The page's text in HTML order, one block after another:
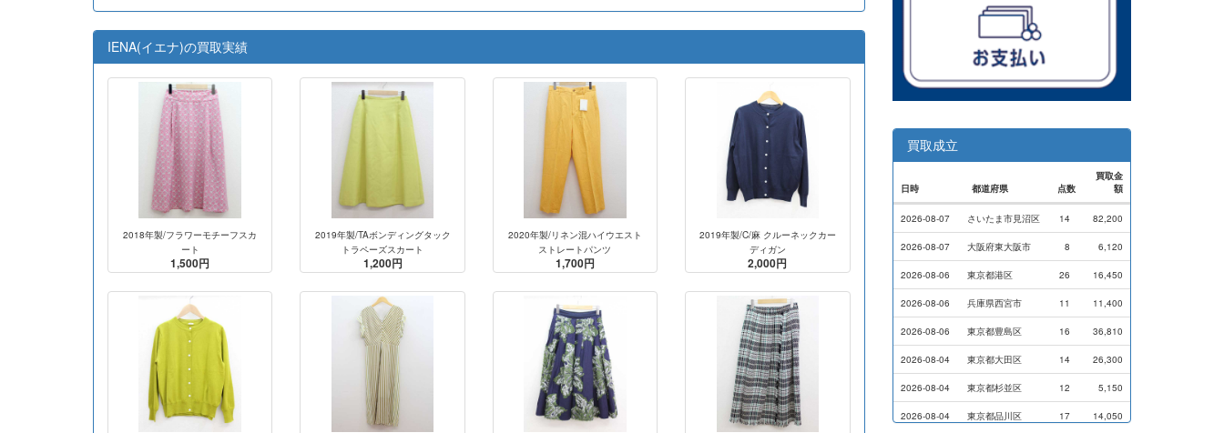
IENA(イエナ)の買取実績
2018年製/フラワーモチーフスカ
ート
1,500円
2019年製/TAボンディングタック
トラペーズスカート
1,200円
2020年製/リネン混ハイウエスト
ストレートパンツ
1,700円
2019年製/C/麻 クルーネックカー
ディガン
2,000円
買取成立
日時 都道府県 点数
買取金
額
2026-08-07 さいたま市見沼区 14 82,200
2026-08-07 大阪府東大阪市 8 6,120
2026-08-06 東京都港区 26 16,450
2026-08-06 兵庫県西宮市 11 11,400
2026-08-06 東京都豊島区 16 36,810
2026-08-04 東京都大田区 14 26,300
2026-08-04 東京都杉並区 12 5,150
2026-08-04 東京都品川区 17 14,050